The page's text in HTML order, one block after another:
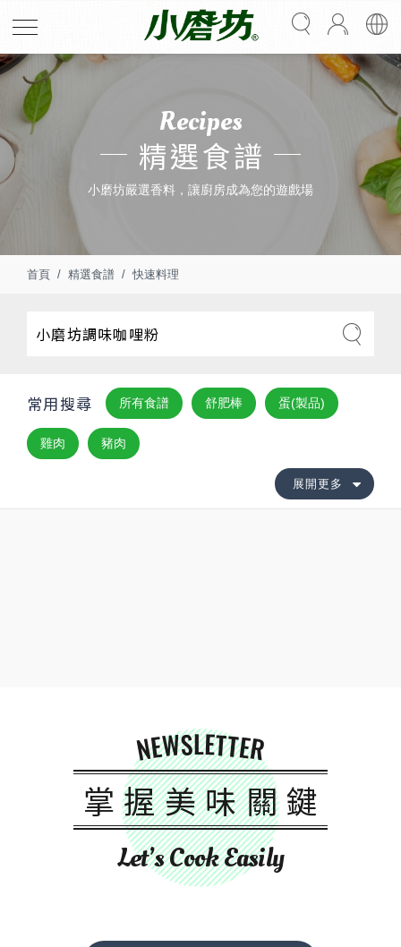
Recipes
精選食譜
小磨坊嚴選香料，讓廚房成為您的遊戲場
首頁 精選食譜 快速料理
常用搜尋 所有食譜 舒肥棒 蛋(製品)
雞肉 豬肉
展開更多
NEWSLETTER
掌握美味關鍵
Let’s Cook Easily